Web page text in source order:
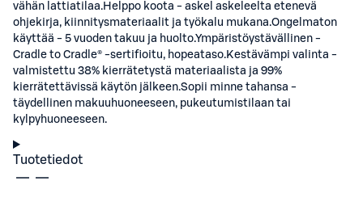
vähän lattiatilaa.Helppo koota - askel askeleelta etenevä
ohjekirja, kiinnitysmateriaalit ja työkalu mukana.Ongelmaton
käyttää - 5 vuoden takuu ja huolto.Ympäristöystävällinen -
Cradle to Cradle® -sertifioitu, hopeataso.Kestävämpi valinta -
valmistettu 38% kierrätetystä materiaalista ja 99%
kierrätettävissä käytön jälkeen.Sopii minne tahansa -
täydellinen makuuhuoneeseen, pukeutumistilaan tai
kylpyhuoneeseen.
Tuotetiedot